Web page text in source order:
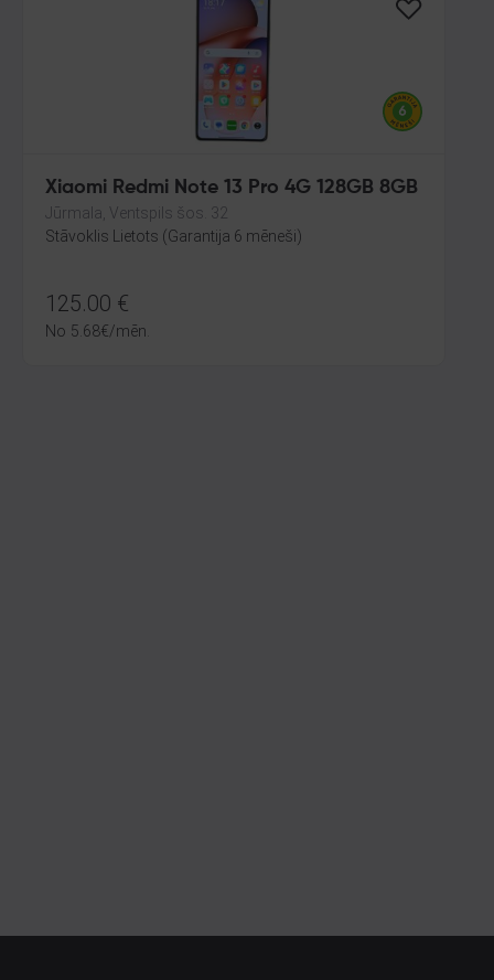
Xiaomi Redmi Note 13 Pro 4G 128GB 8GB
Jūrmala, Ventspils šos. 32
Stāvoklis Lietots (Garantija 6 mēneši)
125.00 €
No 5.68€/mēn.